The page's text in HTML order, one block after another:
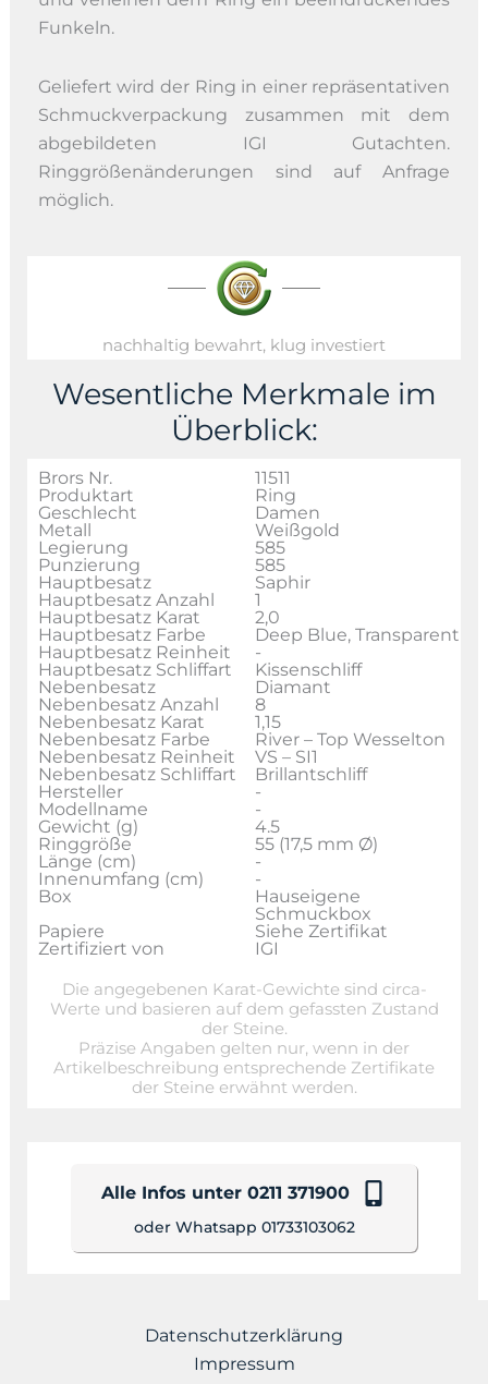
Funkeln.
Geliefert wird der Ring in einer repräsentativen
Schmuckverpackung zusammen mit dem
abgebildeten IGI Gutachten.
Ringgrößenänderungen sind auf Anfrage
möglich.
nachhaltig bewahrt, klug investiert
Wesentliche Merkmale im
Überblick:
Brors Nr.
11511
Produktart
Ring
Geschlecht
Damen
Metall
Weißgold
Legierung
585
Punzierung
585
Hauptbesatz
Saphir
Hauptbesatz Anzahl
1
Hauptbesatz Karat
2,0
Hauptbesatz Farbe
Deep Blue, Transparent
Hauptbesatz Reinheit
-
Hauptbesatz Schliffart
Kissenschliff
Nebenbesatz
Diamant
Nebenbesatz Anzahl
8
Nebenbesatz Karat
1,15
Nebenbesatz Farbe
River – Top Wesselton
Nebenbesatz Reinheit
VS – SI1
Nebenbesatz Schliffart
Brillantschliff
Hersteller
-
Modellname
-
Gewicht (g)
4.5
Ringgröße
55 (17,5 mm Ø)
Länge (cm)
-
Innenumfang (cm)
-
Box
Hauseigene
Schmuckbox
Papiere
Siehe Zertifikat
Zertifiziert von
IGI
Die angegebenen Karat-Gewichte sind circa-
Werte und basieren auf dem gefassten Zustand
der Steine.
Präzise Angaben gelten nur, wenn in der
Artikelbeschreibung entsprechende Zertifikate
der Steine erwähnt werden.
Alle Infos unter 0211 371900
oder Whatsapp 01733103062
Datenschutzerklärung
Impressum